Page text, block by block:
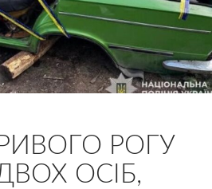
РОГУ
ОСІБ,